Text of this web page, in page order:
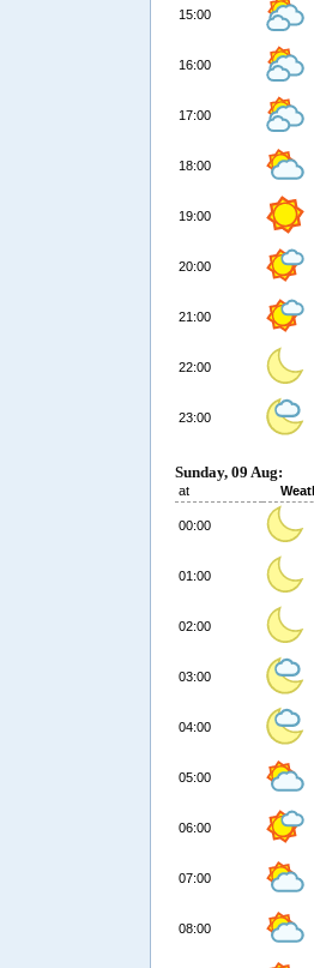
15:00
16:00
17:00
18:00
19:00
20:00
21:00
22:00
23:00
Sunday, 09 Aug:
at
00:00
01:00
02:00
03:00
04:00
05:00
06:00
07:00
08:00